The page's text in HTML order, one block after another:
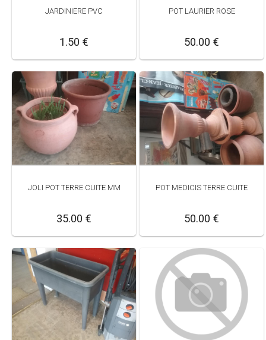
JARDINIERE PVC
1.50 €
POT LAURIER ROSE
50.00 €
JOLI POT TERRE CUITE MM
35.00 €
POT MEDICIS TERRE CUITE
50.00 €